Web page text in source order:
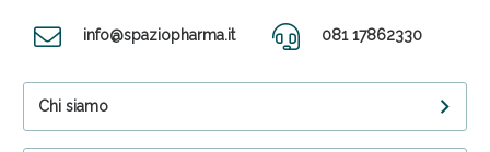
info@spaziopharma.it 081 17862330
Chi siamo